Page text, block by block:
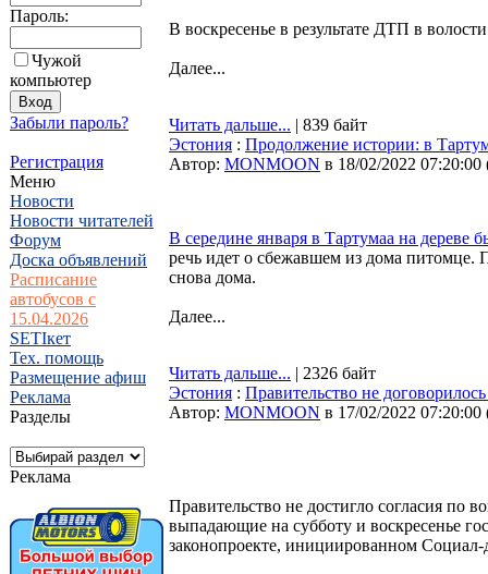
Пароль:
Чужой
компьютер
Забыли пароль?
Регистрация
Меню
Новости
Новости читателей
Форум
Доска объявлений
Расписание
автобусов с
15.04.2026
SETIкет
Тех. помощь
Размещение афиш
Реклама
Разделы
Реклама
В воскресенье в результате ДТП в
Далее...
Читать дальше... | 839 байт
Эстония : Продолжение истории: в
Автор: MONMOON в 18/02/2022 07:20:00
В середине января в Тартумаа на дереве
речь идет о сбежавшем из дома питомце.
снова дома.
Далее...
Читать дальше... | 2326 байт
Эстония : Правительство не
Автор: MONMOON в 17/02/2022 07:20:00
Правительство не достигло согласия по
выпадающие на субботу и воскресенье
законопроекте, инициированном Социал-